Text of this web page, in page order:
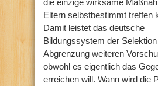
Eltern selbstbestimmt treffen
Damit leistet das deutsche
Bildungssystem der
Abgrenzung weiteren
obwohl es eigentlich das
erreichen will. Wann wird die